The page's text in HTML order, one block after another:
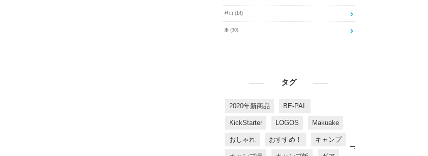
登山 (14)
車 (30)
タグ
2020年新商品 BE-PAL
KickStarter LOGOS Makuake
おしゃれ おすすめ！ キャンプ
す